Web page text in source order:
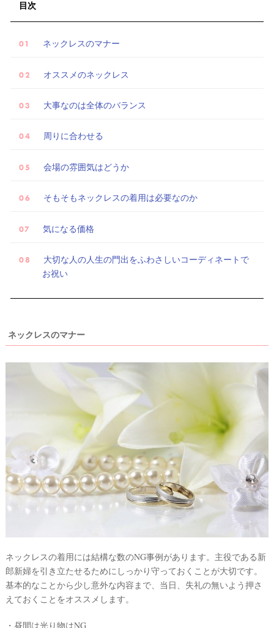
目次
ネックレスのマナー
オススメのネックレス
大事なのは全体のバランス
周りに合わせる
会場の雰囲気はどうか
そもそもネックレスの着用は必要なのか
気になる価格
大切な人の人生の門出をふわさしいコーディネートで
お祝い
ネックレスのマナー
ネックレスの着用には結構な数のNG事例があります。主役である新
郎新婦を引き立たせるためにしっかり守っておくことが大切です。
基本的なことから少し意外な内容まで、当日、失礼の無いよう押さ
えておくことをオススメします。
・昼間は光り物はNG
試
着
ポ